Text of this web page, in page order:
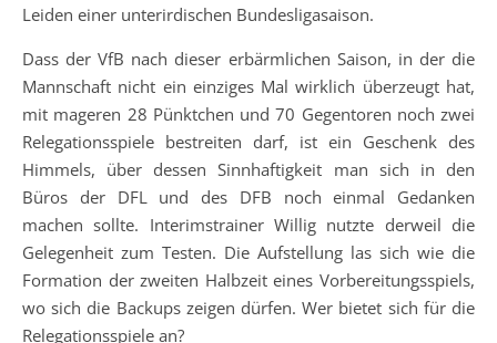
Leiden einer unterirdischen Bundesligasaison.
Dass der VfB nach dieser erbärmlichen Saison, in der die
Mannschaft nicht ein einziges Mal wirklich überzeugt hat,
mit mageren 28 Pünktchen und 70 Gegentoren noch zwei
Relegationsspiele bestreiten darf, ist ein Geschenk des
Himmels, über dessen Sinnhaftigkeit man sich in den
Büros der DFL und des DFB noch einmal Gedanken
machen sollte. Interimstrainer Willig nutzte derweil die
Gelegenheit zum Testen. Die Aufstellung las sich wie die
Formation der zweiten Halbzeit eines Vorbereitungsspiels,
wo sich die Backups zeigen dürfen. Wer bietet sich für die
Relegationsspiele an?